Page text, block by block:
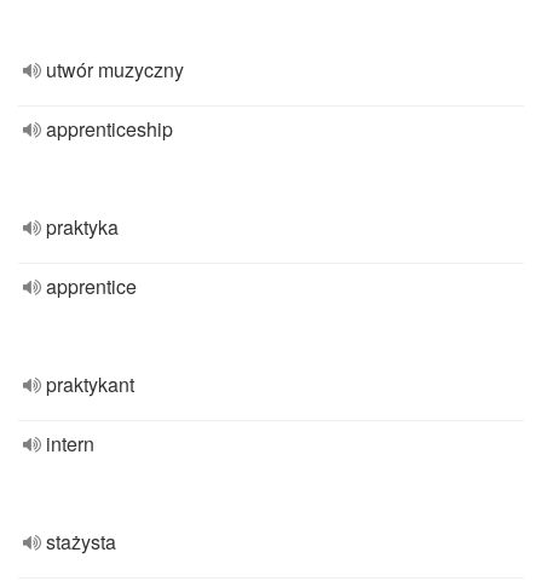
utwór muzyczny
apprenticeship
praktyka
apprentice
praktykant
intern
stażysta